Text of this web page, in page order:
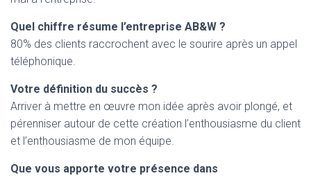
Quel chiffre résume l’entreprise AB&W ?
80% des clients raccrochent avec le sourire après un appel
téléphonique.
Votre définition du succès ?
Arriver à mettre en œuvre mon idée après avoir plongé, et
pérenniser autour de cette création l’enthousiasme du client
et l’enthousiasme de mon équipe.
Que vous apporte votre présence dans